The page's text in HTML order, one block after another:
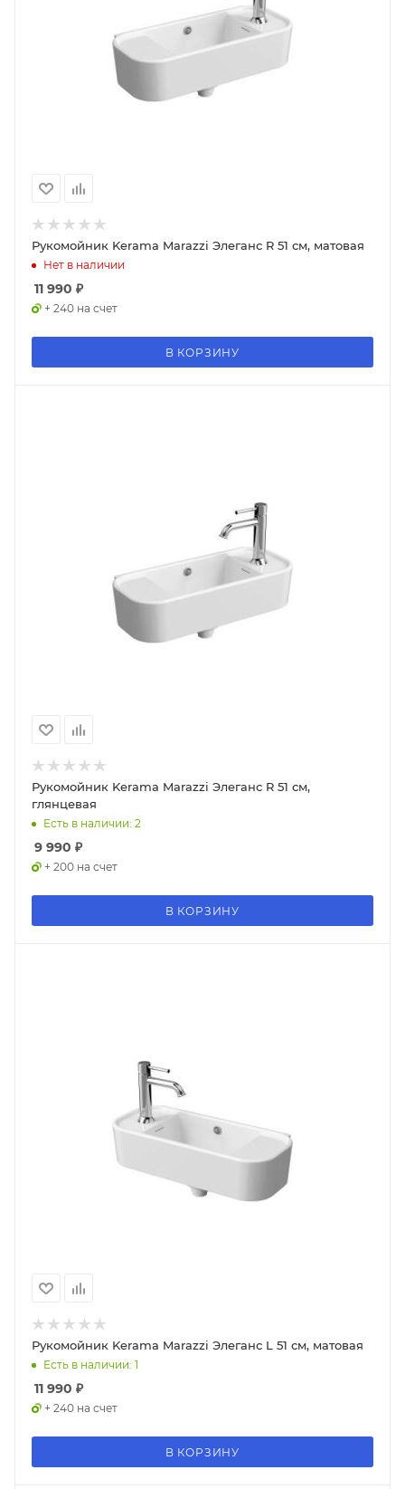
Рукомойник Kerama Marazzi Элеганс R 51 см, матовая
Нет в наличии
11 990 ₽
+ 240 на счет
В КОРЗИНУ
Рукомойник Kerama Marazzi Элеганс R 51 см,
глянцевая
Есть в наличии: 2
9 990 ₽
+ 200 на счет
В КОРЗИНУ
Рукомойник Kerama Marazzi Элеганс L 51 см, матовая
Есть в наличии: 1
11 990 ₽
+ 240 на счет
В КОРЗИНУ